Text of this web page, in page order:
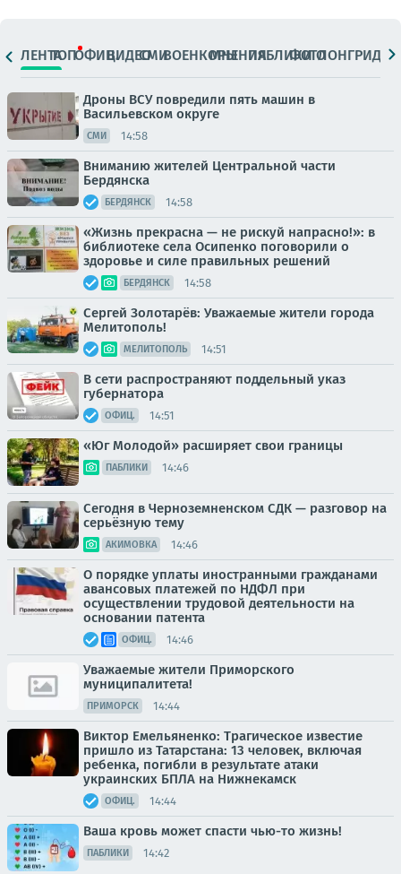
ЛЕНТАТОПОФИЦ.ВИДЕОСМИВОЕНКОРЫМНЕНИЯПАБЛИКИ
ФОТОЛОНГРИДЫ
Дроны ВСУ повредили пять машин в
Васильевском округе
СМИ 14:58
Вниманию жителей Центральной части
Бердянска
БЕРДЯНСК 14:58
«Жизнь прекрасна — не рискуй напрасно!»: в
библиотеке села Осипенко поговорили о
здоровье и силе правильных решений
БЕРДЯНСК 14:58
Сергей Золотарёв: Уважаемые жители города
Мелитополь!
МЕЛИТОПОЛЬ 14:51
В сети распространяют поддельный указ
губернатора
ОФИЦ. 14:51
«Юг Молодой» расширяет свои границы
ПАБЛИКИ 14:46
Сегодня в Черноземненском СДК — разговор на
серьёзную тему
АКИМОВКА 14:46
О порядке уплаты иностранными гражданами
авансовых платежей по НДФЛ при
осуществлении трудовой деятельности на
основании патента
ОФИЦ. 14:46
Уважаемые жители Приморского
муниципалитета!
ПРИМОРСК 14:44
Виктор Емельяненко: Трагическое известие
пришло из Татарстана: 13 человек, включая
ребенка, погибли в результате атаки
украинских БПЛА на Нижнекамск
ОФИЦ. 14:44
Ваша кровь может спасти чью-то жизнь!
ПАБЛИКИ 14:42